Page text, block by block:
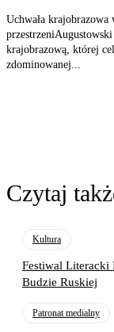
Uchwała
przestrzeniAugustowski
krajobrazową, której
zdominowanej...
Czytaj
Kultura
Festiwal Literacki
Budzie Ruskiej
Patronat medialny